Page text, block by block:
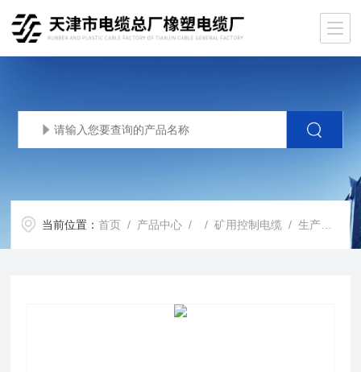
当前位置：首页 / 产品中心 / /矿用控制电缆 / 生产基地MKVV22煤矿用电缆厂家，MKVV22控制电缆报价